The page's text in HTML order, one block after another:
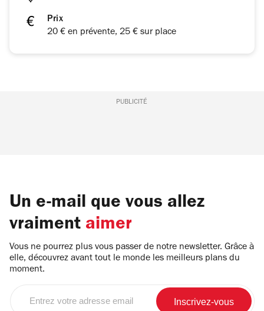
Prix
20 € en prévente, 25 € sur place
PUBLICITÉ
Un e-mail que vous allez
vraiment aimer
Vous ne pourrez plus vous passer de notre newsletter. Grâce à
elle, découvrez avant tout le monde les meilleurs plans du
moment.